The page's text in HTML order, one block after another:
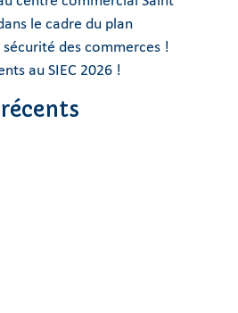
le cadre du plan
des commerces !
au SIEC 2026 !